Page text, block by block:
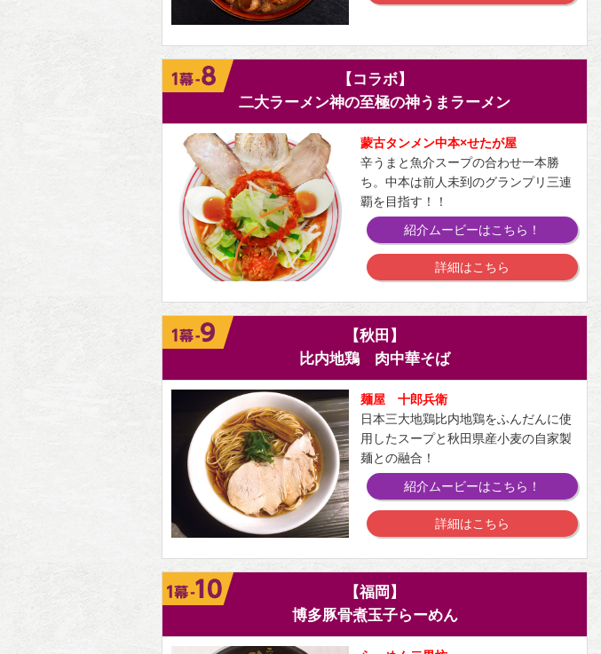
【コラボ】
二大ラーメン神の至極の神うまラーメン
蒙古タンメン中本×せたが屋
辛うまと魚介スープの合わせ一本勝
ち。中本は前人未到のグランプリ三連
覇を目指す！！
紹介ムービーはこちら！
詳細はこちら
【秋田】
比内地鶏 肉中華そば
麺屋 十郎兵衛
日本三大地鶏比内地鶏をふんだんに使
用したスープと秋田県産小麦の自家製
麺との融合！
紹介ムービーはこちら！
詳細はこちら
【福岡】
博多豚骨煮玉子らーめん